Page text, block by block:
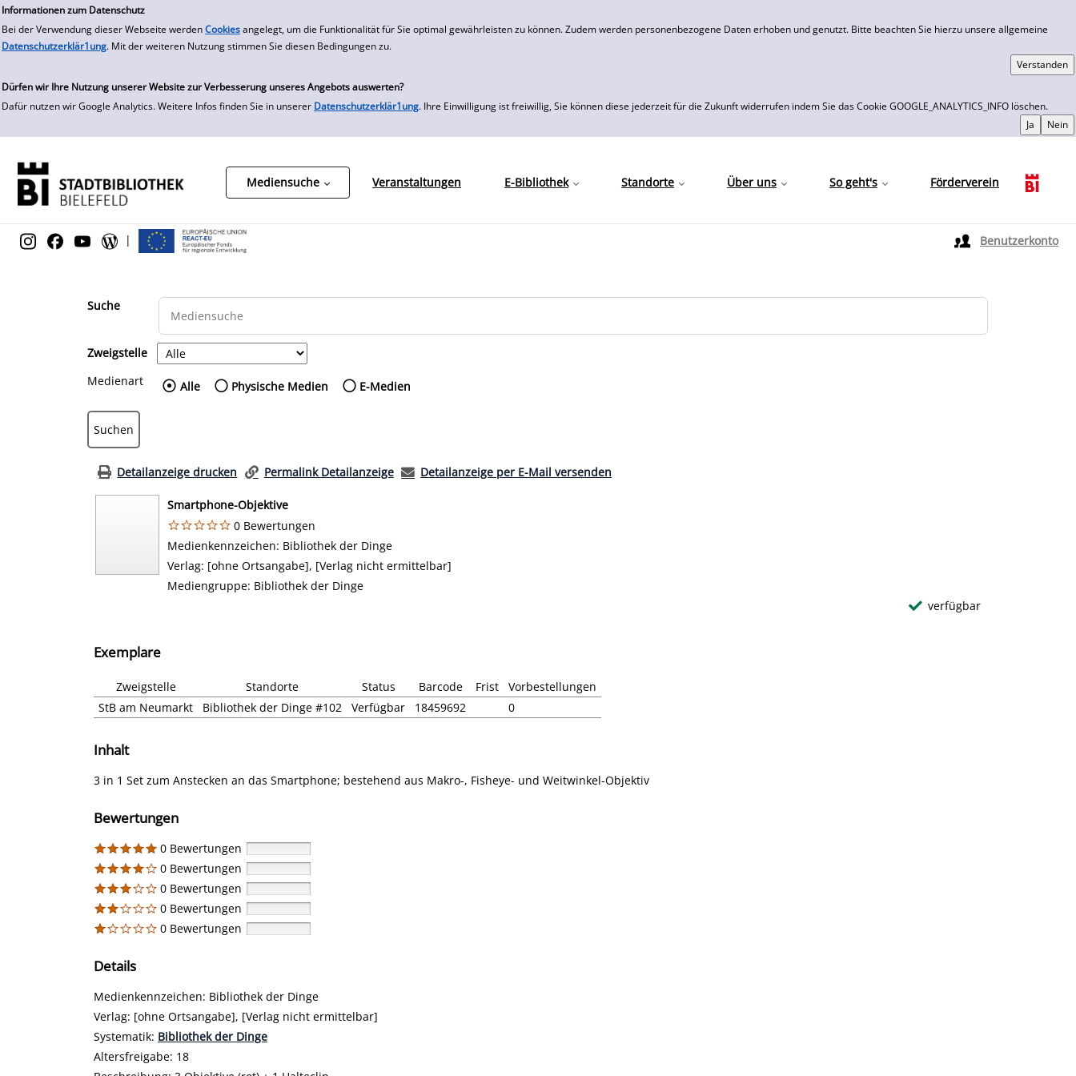
Informationen zum Datenschutz
Bei der Verwendung dieser Webseite werden Cookies angelegt, um die Funktionalität für Sie optimal gewährleisten zu können. Zudem werden personenbezogene Daten erhoben und genutzt. Bitte beachten Sie hierzu unsere allgemeine
Datenschutzerklär1ung. Mit der weiteren Nutzung stimmen Sie diesen Bedingungen zu.
Dürfen wir Ihre Nutzung unserer Website zur Verbesserung unseres Angebots auswerten?
Dafür nutzen wir Google Analytics. Weitere Infos finden Sie in unserer Datenschutzerklär1ung. Ihre Einwilligung ist freiwillig, Sie können diese jederzeit für die Zukunft widerrufen indem Sie das Cookie GOOGLE_ANALYTICS_INFO löschen.
zur Navigation springen
zum Inhalt springen
Zur Detailanzeige springen
Mediensuche Veranstaltungen E-Bibliothek Standorte Über uns So geht's Förderverein
| Benutzerkonto
Sprache auswählen
Suche
Zweigstelle
Medienart
Wählen Sie die Medienart nach der Sie suchen wollen.
Alle Physische Medien E-Medien
Detailanzeige drucken Permalink Detailanzeige Detailanzeige per E-Mail versenden
Smartphone-Objektive
0 Bewertungen
Suche nach diesem Verfasser
Medienkennzeichen: Bibliothek der Dinge
Verlag: [ohne Ortsangabe], [Verlag nicht ermittelbar]
Mediengruppe: Bibliothek der Dinge
verfügbar
Exemplare
Zweigstelle Standorte Status Barcode Frist
Vorbestellungen
StB am Neumarkt
Bibliothek der Dinge #102 Verfügbar 18459692 0
Inhalt
3 in 1 Set zum Anstecken an das Smartphone; bestehend aus Makro-, Fisheye- und Weitwinkel-Objektiv
Bewertungen
0 Bewertungen
0 Bewertungen
0 Bewertungen
0 Bewertungen
0 Bewertungen
Details
Suche nach diesem Verfasser
Medienkennzeichen: Bibliothek der Dinge
Verlag: [ohne Ortsangabe], [Verlag nicht ermittelbar]
opens in new tab
Diesen Link in neuem Tab öffnen
Systematik: Suche nach dieser Systematik
Bibliothek der Dinge
Suche nach diesem Interessenskreis
Altersfreigabe: 18